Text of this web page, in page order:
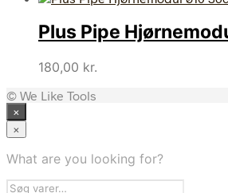
Plus Pipe
180,00 kr.
© We Like Tools
×
×
What are you looking for?